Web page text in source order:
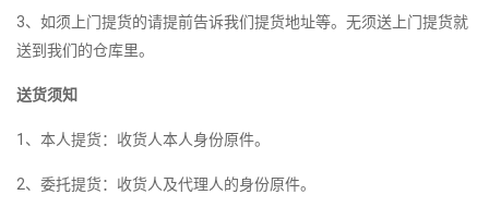
3、如须上门提货的请提前告诉我们提货地址等。无须送上门提货就
送到我们的仓库里。
送货须知
1、本人提货：收货人本人身份原件。
2、委托提货：收货人及代理人的身份原件。